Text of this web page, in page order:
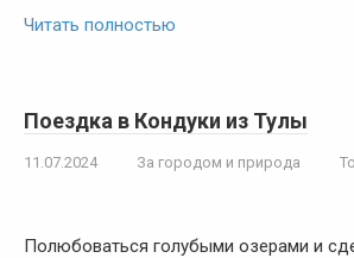
Читать полностью
Поездка в Кондуки из Тулы
11.07.2024 За городом и природа
Полюбоваться голубыми озерами и